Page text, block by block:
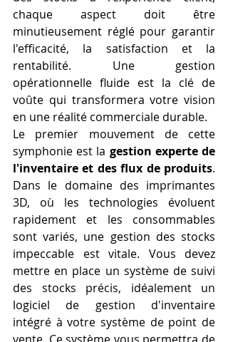
chaque aspect doit être
minutieusement réglé pour garantir
l'efficacité, la satisfaction et la
rentabilité. Une gestion
opérationnelle fluide est la clé de
voûte qui transformera votre vision
en une réalité commerciale durable.
Le premier mouvement de cette
symphonie est la gestion experte de
l'inventaire et des flux de produits.
Dans le domaine des imprimantes
3D, où les technologies évoluent
rapidement et les consommables
sont variés, une gestion des stocks
impeccable est vitale. Vous devez
mettre en place un système de suivi
des stocks précis, idéalement un
logiciel de gestion d'inventaire
intégré à votre système de point de